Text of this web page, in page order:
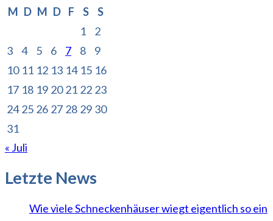
M D M D F S
S
1
2
3
4 5 6 7 8
9
10 11 12 13 14 15 16
17 18 19 20 21 22 23
24 25 26 27 28 29 30
31
« Juli
Letzte News
Wie viele Schneckenhäuser wiegt eigentlich so ein